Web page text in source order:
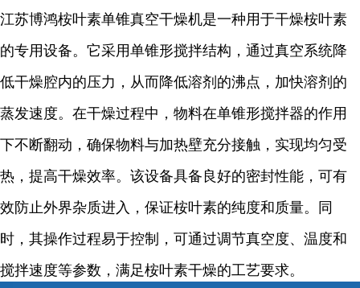
江苏博鸿桉叶素单锥真空干燥机是一种用于干燥桉叶素
的专用设备。它采用单锥形搅拌结构，通过真空系统降
低干燥腔内的压力，从而降低溶剂的沸点，加快溶剂的
蒸发速度。在干燥过程中，物料在单锥形搅拌器的作用
下不断翻动，确保物料与加热壁充分接触，实现均匀受
热，提高干燥效率。该设备具备良好的密封性能，可有
效防止外界杂质进入，保证桉叶素的纯度和质量。同
时，其操作过程易于控制，可通过调节真空度、温度和
搅拌速度等参数，满足桉叶素干燥的工艺要求。